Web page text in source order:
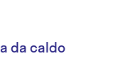
da caldo